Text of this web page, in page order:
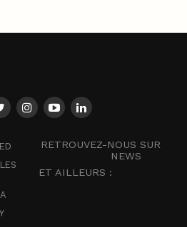
RETROUVEZ-NOUS SUR
NEWS
ET AILLEURS :